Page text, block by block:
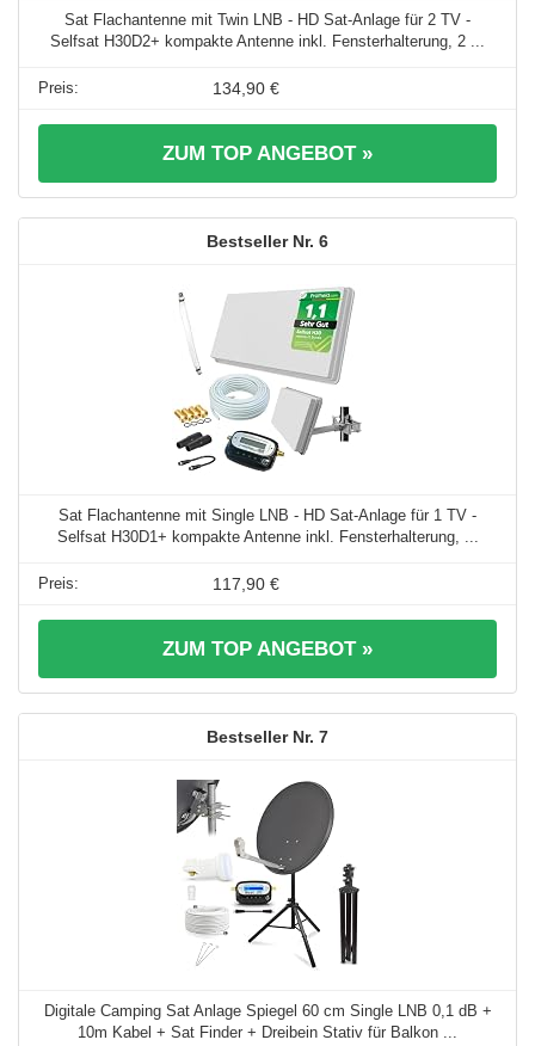
Sat Flachantenne mit Twin LNB - HD Sat-Anlage für 2 TV -
Selfsat H30D2+ kompakte Antenne inkl. Fensterhalterung, 2 ...
134,90 €
ZUM TOP ANGEBOT »
6
Sat Flachantenne mit Single LNB - HD Sat-Anlage für 1 TV -
Selfsat H30D1+ kompakte Antenne inkl. Fensterhalterung, ...
117,90 €
ZUM TOP ANGEBOT »
7
Digitale Camping Sat Anlage Spiegel 60 cm Single LNB 0,1 dB +
10m Kabel + Sat Finder + Dreibein Stativ für Balkon ...